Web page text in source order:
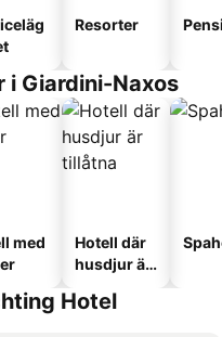
Resorter
i Giardini-Naxos
med
Hotell där
husdjur är
Hotel